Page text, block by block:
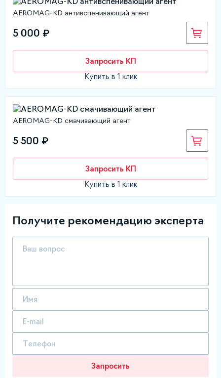
AEROMAG-KD антивспенивающий агент
5 000 ₽
Запросить КП
Купить в 1 клик
AEROMAG-KD смачивающий агент
5 500 ₽
Запросить КП
Купить в 1 клик
Получите рекомендацию эксперта
Запросить